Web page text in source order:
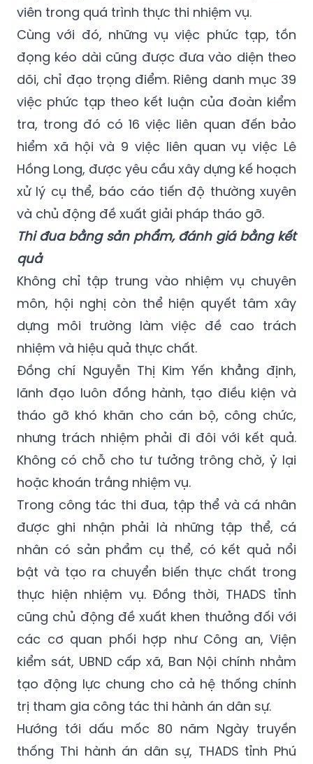
viên trong quá trình thực thi nhiệm vụ.
Cùng với đó, những vụ việc phức tạp, tồn
đọng kéo dài cũng được đưa vào diện theo
dõi, chỉ đạo trọng điểm. Riêng danh mục 39
việc phức tạp theo kết luận của đoàn kiểm
tra, trong đó có 16 việc liên quan đến bảo
hiểm xã hội và 9 việc liên quan vụ việc Lê
Hồng Long, được yêu cầu xây dựng kế hoạch
xử lý cụ thể, báo cáo tiến độ thường xuyên
và chủ động đề xuất giải pháp tháo gỡ.
Thi đua bằng sản phẩm, đánh giá bằng kết
quả
Không chỉ tập trung vào nhiệm vụ chuyên
môn, hội nghị còn thể hiện quyết tâm xây
dựng môi trường làm việc đề cao trách
nhiệm và hiệu quả thực chất.
Đồng chí Nguyễn Thị Kim Yến khẳng định,
lãnh đạo luôn đồng hành, tạo điều kiện và
tháo gỡ khó khăn cho cán bộ, công chức,
nhưng trách nhiệm phải đi đôi với kết quả.
Không có chỗ cho tư tưởng trông chờ, ỷ lại
hoặc khoán trắng nhiệm vụ.
Trong công tác thi đua, tập thể và cá nhân
được ghi nhận phải là những tập thể, cá
nhân có sản phẩm cụ thể, có kết quả nổi
bật và tạo ra chuyển biến thực chất trong
thực hiện nhiệm vụ. Đồng thời, THADS tỉnh
cũng chủ động đề xuất khen thưởng đối với
các cơ quan phối hợp như Công an, Viện
kiểm sát, UBND cấp xã, Ban Nội chính nhằm
tạo động lực chung cho cả hệ thống chính
trị tham gia công tác thi hành án dân sự.
Hướng tới dấu mốc 80 năm Ngày truyền
thống Thi hành án dân sự, THADS tỉnh Phú